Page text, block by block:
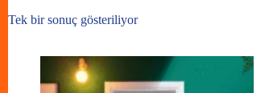
Tek bir sonuç gösteriliyor